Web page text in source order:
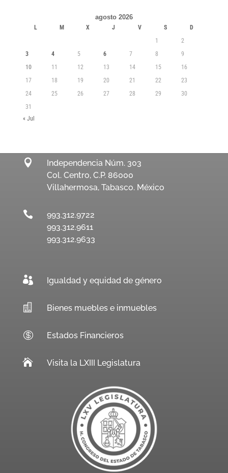
agosto 2026
L M X J V S
D
1
2
3
4 5 6 7 8
9
10
11 12 13 14 15
16
17
18 19 20 21 22
23
24
25 26 27 28 29
30
31
« Jul

Independencia Núm. 303
Col. Centro, C.P. 86000
Villahermosa, Tabasco. México

993.312.9722
993.312.9611
993.312.9633
 Igualdad y equidad de género
 Bienes muebles e inmuebles
 Estados Financieros
 Visita la LXIII Legislatura